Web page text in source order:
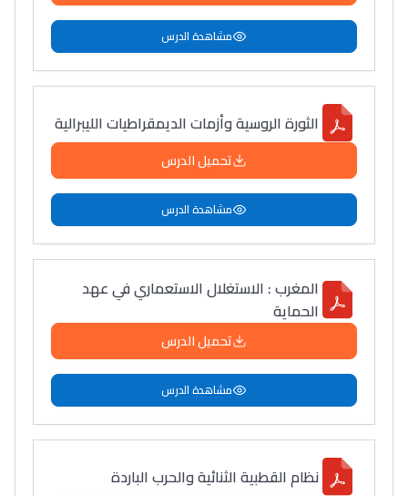
مشاهدة الدرس
الثورة الروسية وأزمات الديمقراطيات الليبرالية
تحميل الدرس
مشاهدة الدرس
المغرب : الاستغلال الاستعماري في عهد
الحماية
تحميل الدرس
مشاهدة الدرس
نظام القطبية الثنائية والحرب الباردة